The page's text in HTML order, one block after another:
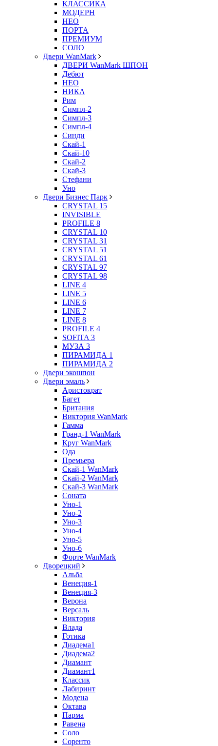
КЛАССИКА
МОДЕРН
НЕО
ПОРТА
ПРЕМИУМ
СОЛО
Двери WanMark
ДВЕРИ WanMark ШПОН
Дебют
НЕО
НИКА
Рим
Симпл-2
Симпл-3
Симпл-4
Синди
Скай-1
Скай-10
Скай-2
Скай-3
Стефани
Уно
Двери Бизнес Парк
CRYSTAL 15
INVISIBLE
PROFILE 8
CRYSTAL 10
CRYSTAL 31
CRYSTAL 51
CRYSTAL 61
CRYSTAL 97
CRYSTAL 98
LINE 4
LINE 5
LINE 6
LINE 7
LINE 8
PROFILE 4
SOFITA 3
МУЗА 3
ПИРАМИДА 1
ПИРАМИДА 2
Двери экошпон
Двери эмаль
Аристократ
Багет
Британия
Виктория WanMark
Гамма
Гранд-1 WanMark
Круг WanMark
Ода
Премьера
Скай-1 WanMark
Скай-2 WanMark
Скай-3 WanMark
Соната
Уно-1
Уно-2
Уно-3
Уно-4
Уно-5
Уно-6
Форте WanMark
Дворецкий
Альба
Венеция-1
Венеция-3
Верона
Версаль
Виктория
Влада
Готика
Диадема1
Диадема2
Диамант
Диамант1
Классик
Лабиринт
Модена
Октава
Парма
Равена
Соло
Соренто